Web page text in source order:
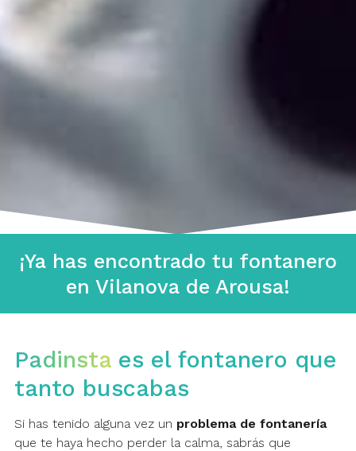
¡Ya has encontrado tu fontanero
en Vilanova de Arousa!
Padinsta es el fontanero que
tanto buscabas
Si has tenido alguna vez un problema de fontanería
que te haya hecho perder la calma, sabrás que